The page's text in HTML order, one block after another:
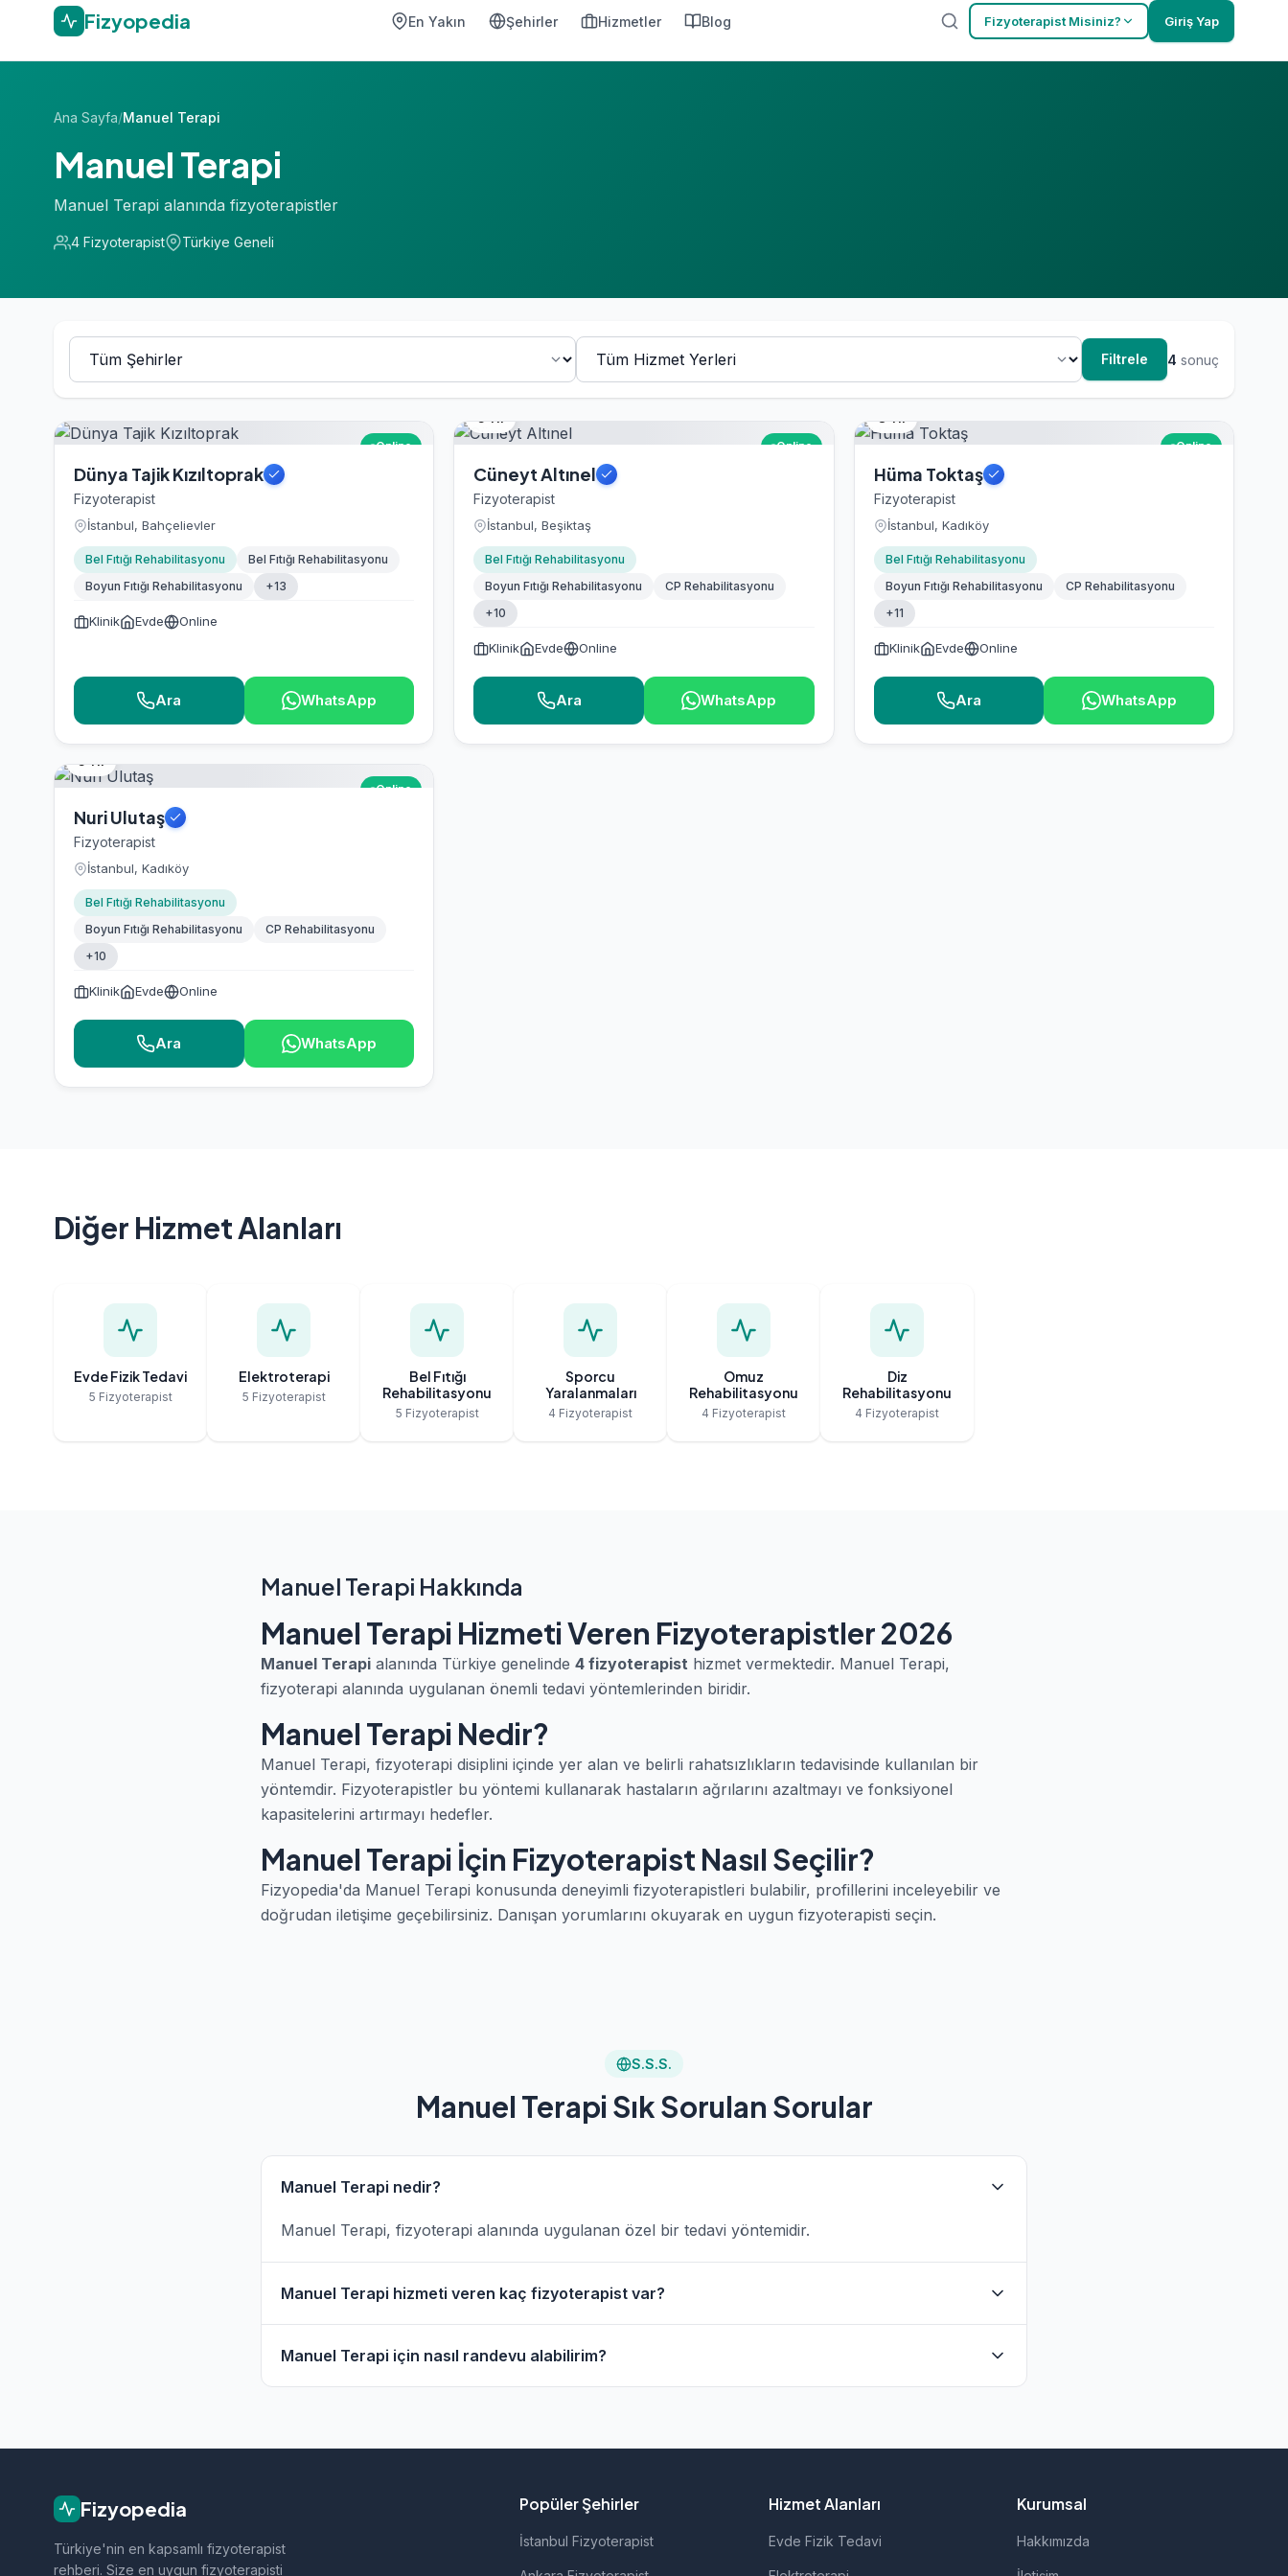
Fizyopedia En Yakın Şehirler Hizmetler Blog Fizyoterapist Misiniz? Giriş Yap
Ana Sayfa/Manuel Terapi
Manuel Terapi
Manuel Terapi alanında fizyoterapistler
4 Fizyoterapist Türkiye Geneli
Filtrele 4 sonuç
Online
Dünya Tajik Kızıltoprak
Fizyoterapist
İstanbul, Bahçelievler
Bel Fıtığı Rehabilitasyonu
Bel Fıtığı Rehabilitasyonu
Boyun Fıtığı Rehabilitasyonu
+13
Klinik Evde Online
Ara WhatsApp
Online
Cüneyt Altınel
Fizyoterapist
İstanbul, Beşiktaş
Bel Fıtığı Rehabilitasyonu
Boyun Fıtığı Rehabilitasyonu
CP Rehabilitasyonu
+10
Klinik Evde Online
Ara WhatsApp
Online
Hüma Toktaş
Fizyoterapist
İstanbul, Kadıköy
Bel Fıtığı Rehabilitasyonu
Boyun Fıtığı Rehabilitasyonu
CP Rehabilitasyonu
+11
Klinik Evde Online
Ara WhatsApp
Online
Nuri Ulutaş
Fizyoterapist
İstanbul, Kadıköy
Bel Fıtığı Rehabilitasyonu
Boyun Fıtığı Rehabilitasyonu
CP Rehabilitasyonu
+10
Klinik Evde Online
Ara WhatsApp
Diğer Hizmet Alanları
Evde Fizik Tedavi
5 Fizyoterapist
Elektroterapi
5 Fizyoterapist
Bel Fıtığı
Rehabilitasyonu
5 Fizyoterapist
Sporcu
Yaralanmaları
4 Fizyoterapist
Omuz
Rehabilitasyonu
4 Fizyoterapist
Diz
Rehabilitasyonu
4 Fizyoterapist
Manuel Terapi Hakkında
Manuel Terapi Hizmeti Veren Fizyoterapistler 2026
Manuel Terapi alanında Türkiye genelinde 4 fizyoterapist hizmet vermektedir. Manuel Terapi,
fizyoterapi alanında uygulanan önemli tedavi yöntemlerinden biridir.
Manuel Terapi Nedir?
Manuel Terapi, fizyoterapi disiplini içinde yer alan ve belirli rahatsızlıkların tedavisinde kullanılan bir
yöntemdir. Fizyoterapistler bu yöntemi kullanarak hastaların ağrılarını azaltmayı ve fonksiyonel
kapasitelerini artırmayı hedefler.
Manuel Terapi İçin Fizyoterapist Nasıl Seçilir?
Fizyopedia'da Manuel Terapi konusunda deneyimli fizyoterapistleri bulabilir, profillerini inceleyebilir ve
doğrudan iletişime geçebilirsiniz. Danışan yorumlarını okuyarak en uygun fizyoterapisti seçin.
S.S.S.
Manuel Terapi Sık Sorulan Sorular
Manuel Terapi nedir?
Manuel Terapi, fizyoterapi alanında uygulanan özel bir tedavi yöntemidir.
Manuel Terapi hizmeti veren kaç fizyoterapist var?
Manuel Terapi için nasıl randevu alabilirim?
Fizyopedia
Türkiye'nin en kapsamlı fizyoterapist
rehberi. Size en uygun fizyoterapisti
Popüler Şehirler
İstanbul Fizyoterapist
Hizmet Alanları
Evde Fizik Tedavi
Kurumsal
Hakkımızda